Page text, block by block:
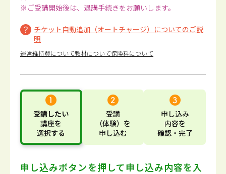
※ご受講開始後は、退講手続きをお願いします。
チケット自動追加（オートチャージ）についてのご説
明
運営維持費について教材について保険料について
受講したい
講座を
選択する
受講
（体験） を
申し込む
申し込み
内容を
確認・完了
申し込みボタンを押して申し込み内容を入